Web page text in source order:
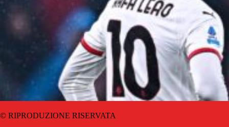
© RIPRODUZIONE RISERVATA